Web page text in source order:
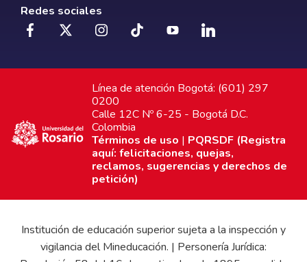
Redes sociales
Línea de atención Bogotá: (601) 297
0200
Calle 12C Nº 6-25 - Bogotá D.C.
Colombia
Términos de uso | PQRSDF (Registra
aquí: felicitaciones, quejas,
reclamos, sugerencias y derechos de
petición)
Institución de educación superior sujeta a la inspección y
vigilancia del Mineducación. | Personería Jurídica: